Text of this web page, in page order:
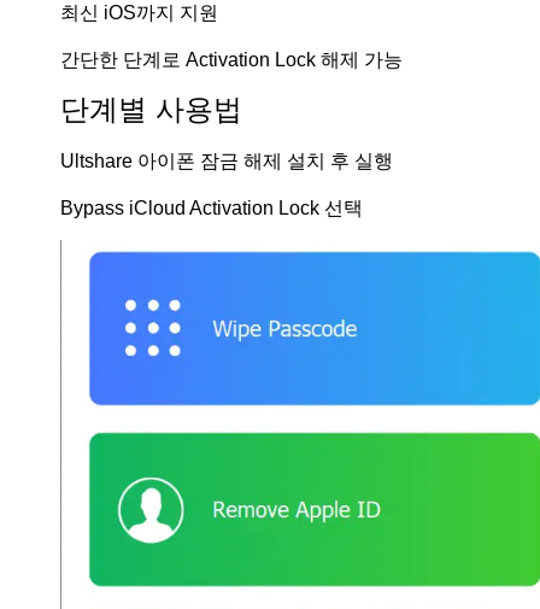
최신 iOS까지 지원
간단한 단계로 Activation Lock 해제 가능
단계별 사용법
Ultshare 아이폰 잠금 해제 설치 후 실행
Bypass iCloud Activation Lock 선택